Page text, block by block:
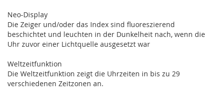
Neo-Display
Die Zeiger und/oder das Index sind fluoreszierend
beschichtet und leuchten in der Dunkelheit nach, wenn die
Uhr zuvor einer Lichtquelle ausgesetzt war
Weltzeitfunktion
Die Weltzeitfunktion zeigt die Uhrzeiten in bis zu 29
verschiedenen Zeitzonen an.